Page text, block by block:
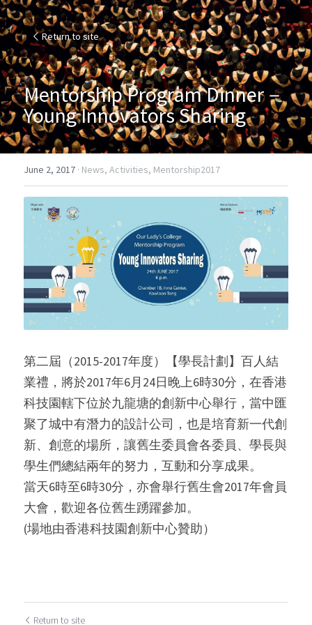
Return to site
Mentorship Program Dinner－
Young Innovators Sharing
June 2, 2017 · News, Activities, Mentorship2017
第二屆（2015-2017年度）【學長計劃】百人結
業禮，將於2017年6月24日晚上6時30分，在香港
科技園轄下位於九龍塘的創新中心舉行，當中匯
聚了城中有潛力的設計公司，也是培育新一代創
新、創意的場所，讓舊生委員會各委員、學長與
學生們總結兩年的努力，互動和分享成果。
當天6時至6時30分，亦會舉行舊生會2017年會員
大會，歡迎各位舊生踴躍參加。
(場地由香港科技園創新中心贊助）
Return to site